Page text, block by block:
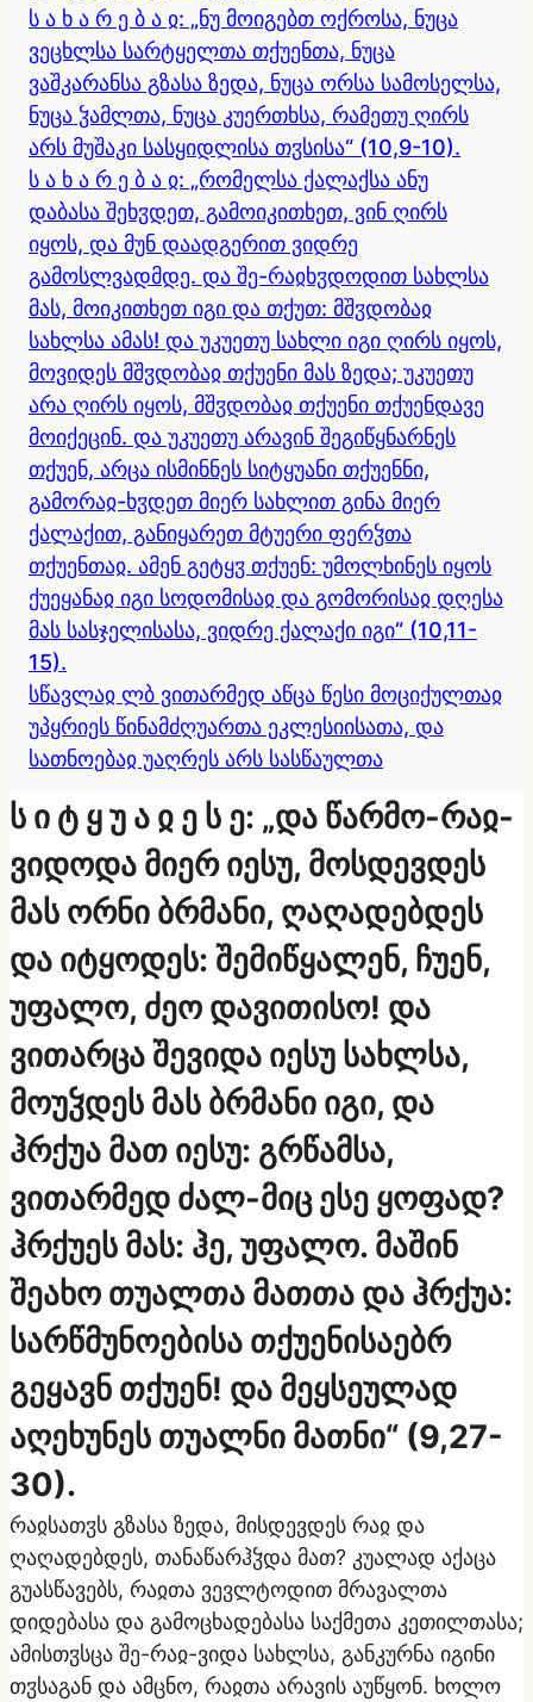
ს ა ხ ა რ ე ბ ა ჲ: „ნუ მოიგებთ ოქროსა, ნუცა
ვეცხლსა სარტყელთა თქუენთა, ნუცა
ვაშკარანსა გზასა ზედა, ნუცა ორსა სამოსელსა,
ნუცა ჴამლთა, ნუცა კუერთხსა, რამეთუ ღირს
არს მუშაკი სასყიდლისა თჳსისა“ (10,9-10).
ს ა ხ ა რ ე ბ ა ჲ: „რომელსა ქალაქსა ანუ
დაბასა შეხჳდეთ, გამოიკითხეთ, ვინ ღირს
იყოს, და მუნ დაადგერით ვიდრე
გამოსლვადმდე. და შე-რაჲხჳდოდით სახლსა
მას, მოიკითხეთ იგი და თქუთ: მშჳდობაჲ
სახლსა ამას! და უკუეთუ სახლი იგი ღირს იყოს,
მოვიდეს მშჳდობაჲ თქუენი მას ზედა; უკუეთუ
არა ღირს იყოს, მშჳდობაჲ თქუენი თქუენდავე
მოიქეცინ. და უკუეთუ არავინ შეგიწყნარნეს
თქუენ, არცა ისმინნეს სიტყუანი თქუენნი,
გამორაჲ-ხჳდეთ მიერ სახლით გინა მიერ
ქალაქით, განიყარეთ მტუერი ფერჴთა
თქუენთაჲ. ამენ გეტყჳ თქუენ: უმოლხინეს იყოს
ქუეყანაჲ იგი სოდომისაჲ და გომორისაჲ დღესა
მას სასჯელისასა, ვიდრე ქალაქი იგი“ (10,11-
15).
სწავლაჲ ლბ ვითარმედ აწცა წესი მოციქულთაჲ
უპყრიეს წინამძღუართა ეკლესიისათა, და
სათნოებაჲ უაღრეს არს სასწაულთა
ს ი ტ ყ უ ა ჲ ე ს ე: „და წარმო-რაჲ-
ვიდოდა მიერ იესუ, მოსდევდეს
მას ორნი ბრმანი, ღაღადებდეს
და იტყოდეს: შემიწყალენ, ჩუენ,
უფალო, ძეო დავითისო! და
ვითარცა შევიდა იესუ სახლსა,
მოუჴდეს მას ბრმანი იგი, და
ჰრქუა მათ იესუ: გრწამსა,
ვითარმედ ძალ-მიც ესე ყოფად?
ჰრქუეს მას: ჰე, უფალო. მაშინ
შეახო თუალთა მათთა და ჰრქუა:
სარწმუნოებისა თქუენისაებრ
გეყავნ თქუენ! და მეყსეულად
აღეხუნეს თუალნი მათნი“ (9,27-
30).
რაჲსათჳს გზასა ზედა, მისდევდეს რაჲ და
ღაღადებდეს, თანაწარჰჴდა მათ? კუალად აქაცა
გუასწავებს, რაჲთა ვევლტოდით მრავალთა
დიდებასა და გამოცხადებასა საქმეთა კეთილთასა;
ამისთჳსცა შე-რაჲ-ვიდა სახლსა, განკურნა იგინი
თჳსაგან და ამცნო, რაჲთა არავის აუწყონ. ხოლო